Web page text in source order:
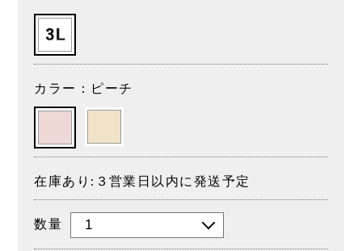
カラー：ピーチ
在庫あり:３営業日以内に発送予定
数量